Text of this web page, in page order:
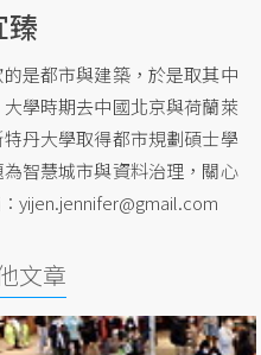
臻
是都市與建築，於是取其中
學時期去中國北京與荷蘭萊
丹大學取得都市規劃碩士學
智慧城市與資料治理，關心
yijen.jennifer@gmail.com
文章